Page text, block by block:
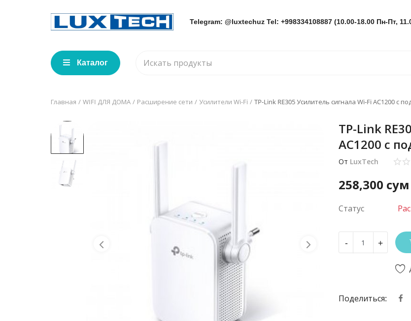
Telegram: @luxtechuz Tel: +998334108887 (10.00-18.00 Пн-Пт,
Каталог
Главная WIFI ДЛЯ ДОМА Расширение сети Усилители Wi-Fi TP-Link RE305 Усилитель сигнала Wi‑Fi AC1200 с
TP-Link
AC1200 с
От LuxTech
258,300
Статус
- +
Поделиться: